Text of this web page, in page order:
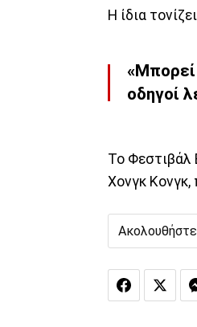
Η ίδια
οδηγοί
Το Φεστιβάλ
Χονγκ